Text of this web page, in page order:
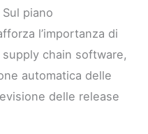
piano
l’importanza di
chain software,
automatica delle
delle release